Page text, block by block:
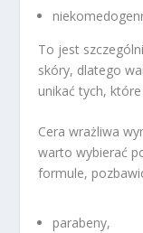
To jest
skóry, dlatego
unikać tych,
Cera wrażliwa
warto wybierać
formule,
parabeny,